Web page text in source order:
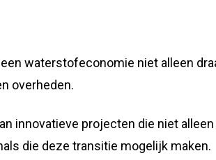
waterstofeconomie niet alleen
overheden.
innovatieve projecten die niet alleen
die deze transitie mogelijk maken.